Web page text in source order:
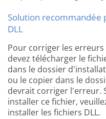
Solution
DLL
Pour corriger les erreurs
devez télécharger le
dans le dossier
ou le copier dans le
devrait corriger l'erreur.
installer ce fichier,
installer les fichiers DLL.